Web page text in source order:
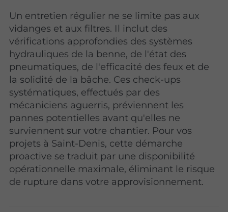
Un entretien régulier ne se limite pas aux
vidanges et aux filtres. Il inclut des
vérifications approfondies des systèmes
hydrauliques de la benne, de l'état des
pneumatiques, de l'efficacité des feux et de
la solidité de la bâche. Ces check-ups
systématiques, effectués par des
mécaniciens aguerris, préviennent les
pannes potentielles avant qu'elles ne
surviennent sur votre chantier. Pour vos
projets à Saint-Denis, cette démarche
proactive se traduit par une disponibilité
opérationnelle maximale, éliminant le risque
de rupture dans votre approvisionnement.